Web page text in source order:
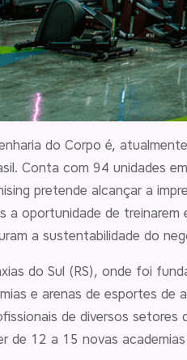
do Corpo é,
Conta com 94 unidades
pretende alcançar a
a oportunidade de
a sustentabilidade do
do Sul (RS), onde foi
e arenas de esportes de
de diversos setores
de 12 a 15 novas